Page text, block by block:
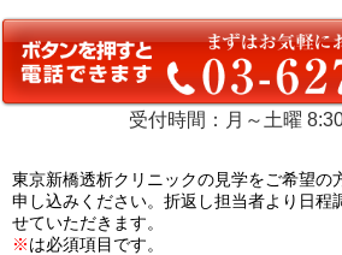
受付時間：月～土曜
東京新橋透析クリニックの見学をご希望の
申し込みください。折返し担当者より日程
せていただきます。
※は必須項目です。